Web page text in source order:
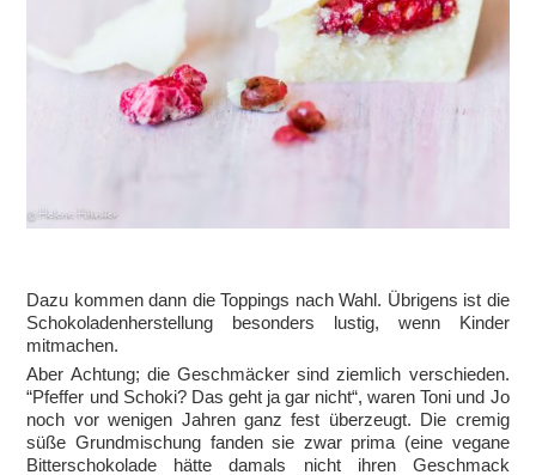
Dazu kommen dann die Toppings nach Wahl. Übrigens ist die
Schokoladenherstellung besonders lustig, wenn Kinder
mitmachen.
Aber Achtung; die Geschmäcker sind ziemlich verschieden.
“Pfeffer und Schoki? Das geht ja gar nicht“, waren Toni und Jo
noch vor wenigen Jahren ganz fest überzeugt. Die cremig
süße Grundmischung fanden sie zwar prima (eine vegane
Bitterschokolade hätte damals nicht ihren Geschmack